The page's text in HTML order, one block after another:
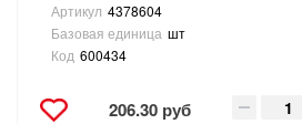
Артикул 4378604
Базовая единица шт
Код 600434
206.30 руб